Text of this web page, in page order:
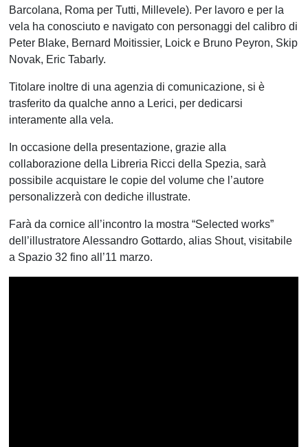
Barcolana, Roma per Tutti, Millevele). Per lavoro e per la
vela ha conosciuto e navigato con personaggi del calibro di
Peter Blake, Bernard Moitissier, Loick e Bruno Peyron, Skip
Novak, Eric Tabarly.
Titolare inoltre di una agenzia di comunicazione, si è
trasferito da qualche anno a Lerici, per dedicarsi
interamente alla vela.
In occasione della presentazione, grazie alla
collaborazione della Libreria Ricci della Spezia, sarà
possibile acquistare le copie del volume che l’autore
personalizzerà con dediche illustrate.
Farà da cornice all’incontro la mostra “Selected works”
dell’illustratore Alessandro Gottardo, alias Shout, visitabile
a Spazio 32 fino all’11 marzo.